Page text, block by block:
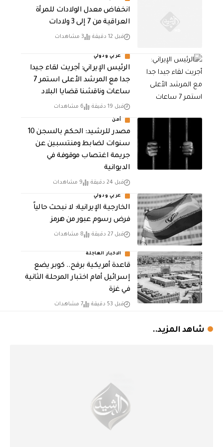
انخفاض معدل الولادات للمرأة
العراقية من 7 إلى 3 ولادات
قبل 12 دقيقة 3 مشاهدات
عربي ودولي
الرئيس الإيراني: أجريت لقاء جيدا
جدا مع المرشد الأعلى استمر 7
ساعات وناقشنا قضايا البلاد
قبل 19 دقيقة 6 مشاهدات
أمن
مصدر للرشيد: الحكم بالسجن 10
سنوات لضابط ومنتسبين عن
جريمة اغتصاب موقوفة في
الديوانية
قبل 24 دقيقة 9 مشاهدات
عربي ودولي
الخارجية الإيرانية: لا نبحث حالياً
فرض رسوم عبور من هرمز
قبل 27 دقيقة 8 مشاهدات
الاخبار العاجلة
قاعدة أمريكية برفح.. كوبر يضع
إسرائيل أمام اختبار المرحلة الثانية
في غزة
قبل 53 دقيقة 7 مشاهدات
شاهد المزيد..